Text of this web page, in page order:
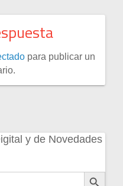
para publicar un
y de Novedades
Botón de búsqueda